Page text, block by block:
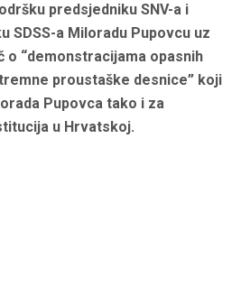
predsjedniku SNV-a i
SDSS-a Miloradu Pupovcu uz
o “demonstracijama opasnih
proustaške desnice” koji
Pupovca tako i za
u Hrvatskoj.